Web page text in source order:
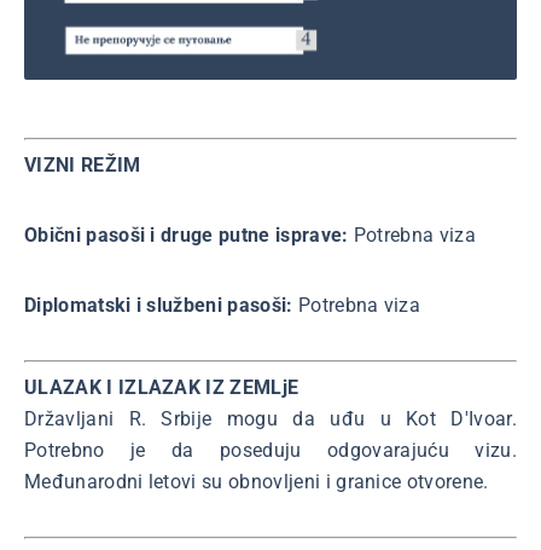
VIZNI REŽIM
Obični pasoši i druge putne isprave: Potrebna viza
Diplomatski i službeni pasoši: Potrebna viza
ULAZAK I IZLAZAK IZ ZEMLjE
Državljani R. Srbije mogu da uđu u Kot D'Ivoar.
Potrebno je da poseduju odgovarajuću vizu.
Međunarodni letovi su obnovljeni i granice otvorene.